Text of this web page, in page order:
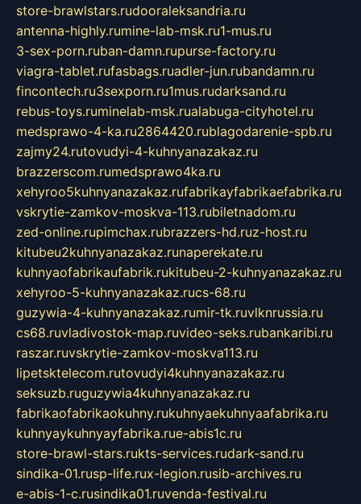
store-brawlstars.rudooraleksandria.ru
antenna-highly.rumine-lab-msk.ru1-mus.ru
3-sex-porn.ruban-damn.rupurse-factory.ru
viagra-tablet.rufasbags.ruadler-jun.rubandamn.ru
fincontech.ru3sexporn.ru1mus.rudarksand.ru
rebus-toys.ruminelab-msk.rualabuga-cityhotel.ru
medsprawo-4-ka.ru2864420.rublagodarenie-spb.ru
zajmy24.rutovudyi-4-kuhnyanazakaz.ru
brazzerscom.rumedsprawo4ka.ru
xehyroo5kuhnyanazakaz.rufabrikayfabrikaefabrika.ru
vskrytie-zamkov-moskva-113.rubiletnadom.ru
zed-online.rupimchax.rubrazzers-hd.ruz-host.ru
kitubeu2kuhnyanazakaz.runaperekate.ru
kuhnyaofabrikaufabrik.rukitubeu-2-kuhnyanazakaz.ru
xehyroo-5-kuhnyanazakaz.rucs-68.ru
guzywia-4-kuhnyanazakaz.rumir-tk.ruvlknrussia.ru
cs68.ruvladivostok-map.ruvideo-seks.rubankaribi.ru
raszar.ruvskrytie-zamkov-moskva113.ru
lipetsktelecom.rutovudyi4kuhnyanazakaz.ru
seksuzb.ruguzywia4kuhnyanazakaz.ru
fabrikaofabrikaokuhny.rukuhnyaekuhnyaafabrika.ru
kuhnyaykuhnyayfabrika.rue-abis1c.ru
store-brawl-stars.rukts-services.rudark-sand.ru
sindika-01.rusp-life.rux-legion.rusib-archives.ru
e-abis-1-c.rusindika01.ruvenda-festival.ru